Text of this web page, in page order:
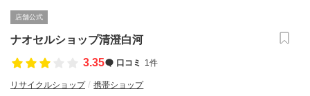
店舗公式
ナオセルショップ清澄白河
3.35
口コミ 1件
リサイクルショップ 携帯ショップ